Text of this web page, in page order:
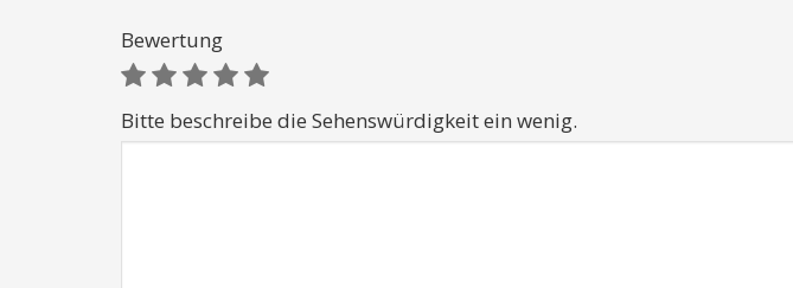
Bewertung
Bitte beschreibe die Sehenswürdigkeit ein wenig.